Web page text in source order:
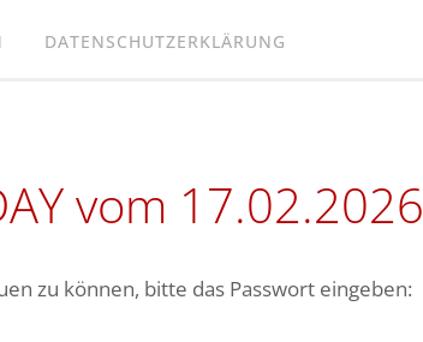
DATENSCHUTZERKLÄRUNG
vom 17.02.2026
zu können, bitte das Passwort eingeben: